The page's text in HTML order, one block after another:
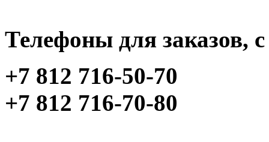
Телефоны для заказов,
+7 812 716-50-70
+7 812 716-70-80